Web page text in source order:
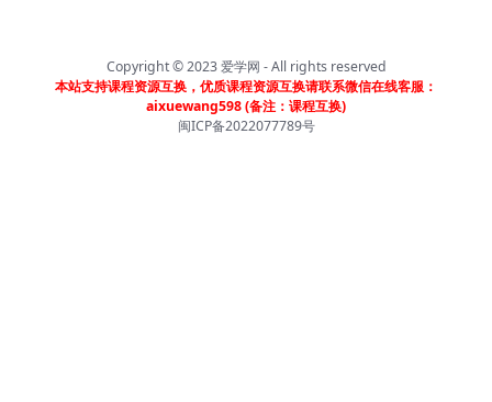
Copyright © 2023爱学网 - All rights reserved
本站支持课程资源互换，优质课程资源互换请联系微信在线客服：
aixuewang598 (备注：课程互换)
闽ICP备2022077789号